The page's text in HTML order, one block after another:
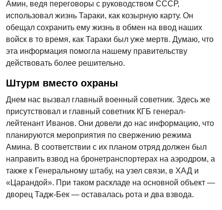
Амин, ведя переговоры с руководством СССР,
использовал жизнь Тараки, как козырную карту. Он
обещал сохранить ему жизнь в обмен на ввод наших
войск в то время, как Тараки был уже мертв. Думаю, что
эта информация помогла нашему правительству
действовать более решительно.
Штурм вместо охраны
Днем нас вызвал главный военный советник. Здесь же
присутствовал и главный советник КГБ генерал-
лейтенант Иванов. Они довели до нас информацию, что
планируются мероприятия по свержению режима
Амина. В соответствии с их планом отряд должен был
направить взвод на бронетранспортерах на аэродром, а
также к Генеральному штабу, на узел связи, в ХАД и
«Царандой». При таком раскладе на основной объект —
дворец Тадж-Бек — оставалась рота и два взвода.